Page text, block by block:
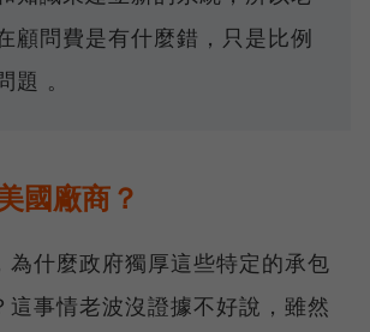
顧問費是有什麼錯，只是比例
題 。
國廠商？
為什麼政府獨厚這些特定的承包
這事情老波沒證據不好說，雖然